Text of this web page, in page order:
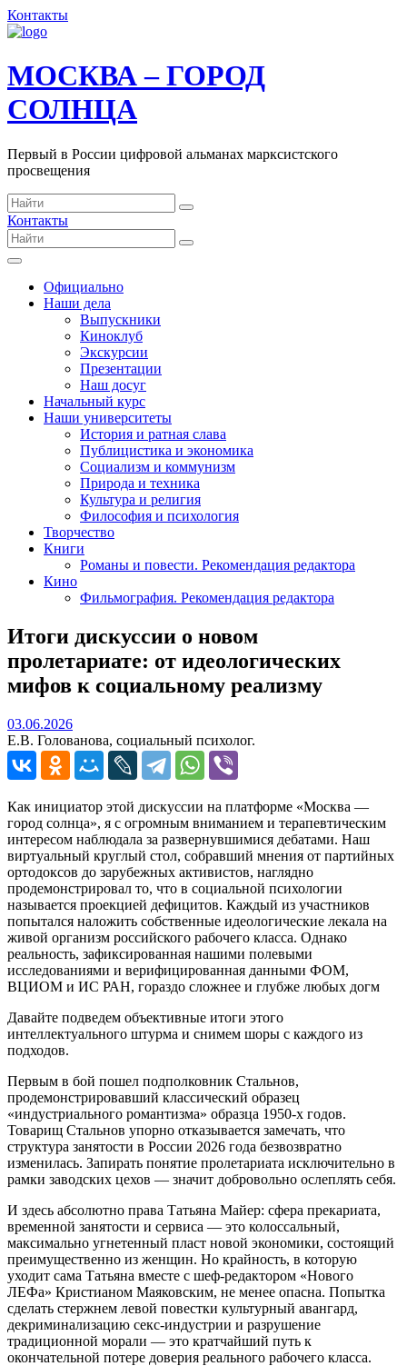
Контакты
МОСКВА – ГОРОД
СОЛНЦА
Первый в России цифровой альманах марксистского
просвещения
Контакты
Официально
Наши дела
Выпускники
Киноклуб
Экскурсии
Презентации
Наш досуг
Начальный курс
Наши университеты
История и ратная слава
Публицистика и экономика
Социализм и коммунизм
Природа и техника
Культура и религия
Философия и психология
Творчество
Книги
Романы и повести. Рекомендация редактора
Кино
Фильмография. Рекомендация редактора
Итоги дискуссии о новом
пролетариате: от идеологических
мифов к социальному реализму
03.06.202603.06.2026
Е.В. Голованова, социальный психолог.
Как инициатор этой дискуссии на платформе «Москва —
город солнца», я с огромным вниманием и терапевтическим
интересом наблюдала за развернувшимися дебатами. Наш
виртуальный круглый стол, собравший мнения от партийных
ортодоксов до зарубежных активистов, наглядно
продемонстрировал то, что в социальной психологии
называется проекцией дефицитов. Каждый из участников
попытался наложить собственные идеологические лекала на
живой организм российского рабочего класса. Однако
реальность, зафиксированная нашими полевыми
исследованиями и верифицированная данными ФОМ,
ВЦИОМ и ИС РАН, гораздо сложнее и глубже любых догм
Давайте подведем объективные итоги этого
интеллектуального штурма и снимем шоры с каждого из
подходов.
Первым в бой пошел подполковник Стальнов,
продемонстрировавший классический образец
«индустриального романтизма» образца 1950-х годов.
Товарищ Стальнов упорно отказывается замечать, что
структура занятости в России 2026 года безвозвратно
изменилась. Запирать понятие пролетариата исключительно в
рамки заводских цехов — значит добровольно ослеплять себя.
И здесь абсолютно права Татьяна Майер: сфера прекариата,
временной занятости и сервиса — это колоссальный,
максимально угнетенный пласт новой экономики, состоящий
преимущественно из женщин. Но крайность, в которую
уходит сама Татьяна вместе с шеф-редактором «Нового
ЛЕФа» Кристианом Маяковским, не менее опасна. Попытка
сделать стержнем левой повестки культурный авангард,
декриминализацию секс-индустрии и разрушение
традиционной морали — это кратчайший путь к
окончательной потере доверия реального рабочего класса.